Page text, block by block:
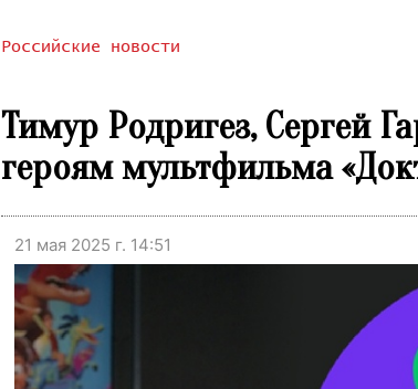
Российские новости
Тимур Родригез, Сергей
героям мультфильма
21 мая 2025 г. 14:51